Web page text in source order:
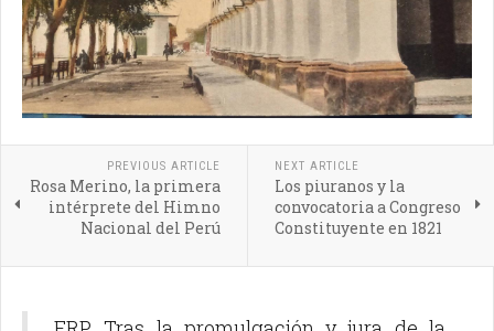
PREVIOUS ARTICLE
Rosa Merino, la primera
intérprete del Himno
Nacional del Perú
NEXT ARTICLE
Los piuranos y la
convocatoria a Congreso
Constituyente en 1821